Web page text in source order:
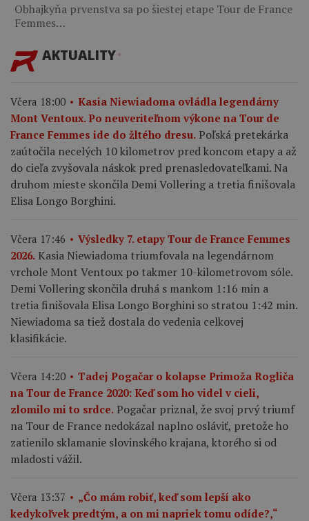
Obhajkyňa prvenstva sa po šiestej etape Tour de France
Femmes…
AKTUALITY
Včera 18:00
Kasia Niewiadoma ovládla legendárny
Mont Ventoux. Po neuveriteľnom výkone na Tour de
France Femmes ide do žltého dresu. Poľská pretekárka
zaútočila necelých 10 kilometrov pred koncom etapy a až
do cieľa zvyšovala náskok pred prenasledovateľkami. Na
druhom mieste skončila Demi Vollering a tretia finišovala
Elisa Longo Borghini.
Včera 17:46
Výsledky 7. etapy Tour de France Femmes
2026. Kasia Niewiadoma triumfovala na legendárnom
vrchole Mont Ventoux po takmer 10-kilometrovom sóle.
Demi Vollering skončila druhá s mankom 1:16 min a
tretia finišovala Elisa Longo Borghini so stratou 1:42 min.
Niewiadoma sa tiež dostala do vedenia celkovej
klasifikácie.
Včera 14:20
Tadej Pogačar o kolapse Primoža Rogliča
na Tour de France 2020: Keď som ho videl v cieli,
zlomilo mi to srdce. Pogačar priznal, že svoj prvý triumf
na Tour de France nedokázal naplno osláviť, pretože ho
zatienilo sklamanie slovinského krajana, ktorého si od
mladosti vážil.
Včera 13:37
„Čo mám robiť, keď som lepší ako
kedykoľvek predtým, a on mi napriek tomu odíde?,“